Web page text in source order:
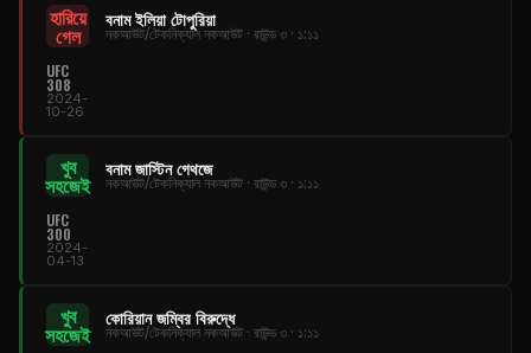
হারিয়ে
গেল
বনাম ইলিয়া টোপুরিয়া
নকআউট/টেকনিক্যাল নকআউট · রাউন্ড ৩ · ১:১১
UFC
308
2024-
10-26
খুব
সহজেই
বনাম জাস্টিন গেথজে
নকআউট/টেকনিক্যাল নকআউট · রাউন্ড ৩ · ১:১১
UFC
300
2024-
04-13
খুব
সহজেই
কোরিয়ান জম্বির বিরুদ্ধে
নকআউট/টেকনিক্যাল নকআউট · রাউন্ড ৩ · ১:১১